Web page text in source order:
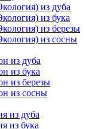
из дуба
из бука
из березы
из сосны
из дуба
из бука
из березы
из сосны
из дуба
из бука